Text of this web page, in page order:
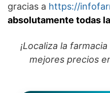
gracias a https://
absolutamente todas
¡Localiza la
mejores precios